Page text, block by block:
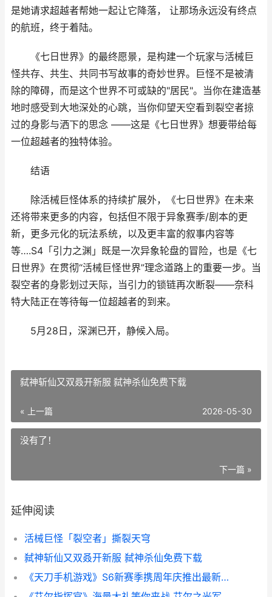
是她请求超越者帮她一起让它降落， 让那场永远没有终点
的航班，终于着陆。
《七日世界》的最终愿景，是构建一个玩家与活械巨
怪共存、共生、共同书写故事的奇妙世界。巨怪不是被清
除的障碍，而是这个世界不可或缺的"居民"。当你在建造基
地时感受到大地深处的心跳，当你仰望天空看到裂空者掠
过的身影与洒下的思念 ——这是《七日世界》想要带给每
一位超越者的独特体验。
结语
除活械巨怪体系的持续扩展外，《七日世界》在未来
还将带来更多的内容，包括但不限于异象赛季/剧本的更
新，更多元化的玩法系统，以及更丰富的叙事内容等
等….S4「引力之渊」既是一次异象轮盘的冒险，也是《七
日世界》在贯彻“活械巨怪世界”理念道路上的重要一步。当
裂空者的身影划过天际，当引力的锁链再次断裂——奈科
特大陆正在等待每一位超越者的到来。
5月28日，深渊已开，静候入局。
弑神斩仙又双叒开新服 弑神杀仙免费下载
« 上一篇 2026-05-30
没有了！
下一篇 »
延伸阅读
活械巨怪「裂空者」撕裂天穹
弑神斩仙又双叒开新服 弑神杀仙免费下载
《天刀手机游戏》S6新赛季携周年庆推出最新青春主题外观今天上线! 《天刀手机游戏下载